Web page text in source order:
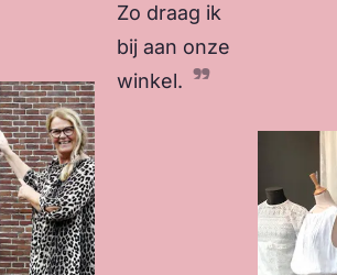
Zo draag ik
bij aan onze
winkel.